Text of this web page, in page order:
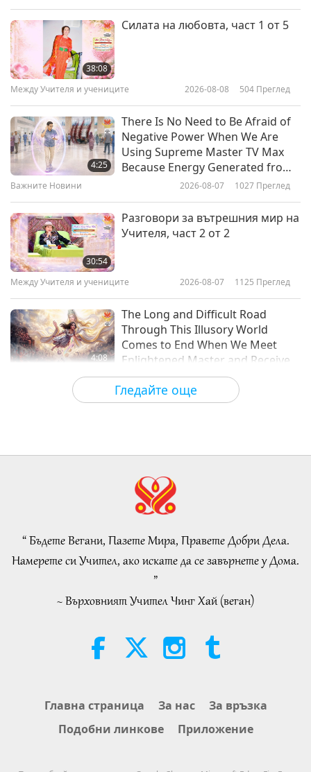
2:12
Celebrating Peace in Korea #01
3:38
Честит Международен Ден на
Гледайте още
38:08
Силата на любовта, част 1 от 5
Между Учителя и учениците 2026-08-08 504 Преглед
4:25
There Is No Need to Be Afraid of
Negative Power When We Are
Using Supreme Master TV Max
Because Energy Generated from
It Is Far More Powerful than Any
Важните Новини 2026-08-07 1027 Преглед
30:54
Разговори за вътрешния мир на
Учителя, част 2 от 2
Между Учителя и учениците 2026-08-07 1125 Преглед
4:08
The Long and Difficult Road
Through This Illusory World
Comes to End When We Meet
Enlightened Master and Receive
Initiation
Важните Новини 2026-08-06 1109
35:06
21:43
Islamic Ethics on Water:
of 2
Слова на Мъдростта 2026-08-06 Преглед
19:47
Tammy Fry (vegan): Planting
of 2
Разговори за вътрешния мир на
Учителя, част 1 от 2
“ Бъдете Вегани, Пазете Мира, Правете Добри Дела.
Намерете си Учител, ако искате да се завърнете у Дома.
”
~ Върховният Учител Чинг Хай (веган)
Главна страница За нас
За връзка
Подобни линкове
Приложение